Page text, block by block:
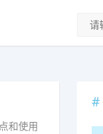
和使用